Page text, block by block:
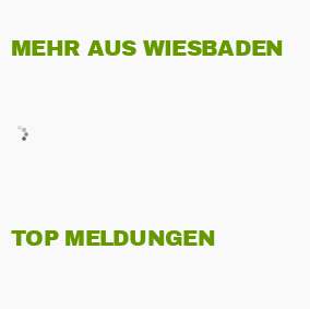
MEHR AUS WIESBADEN
TOP MELDUNGEN